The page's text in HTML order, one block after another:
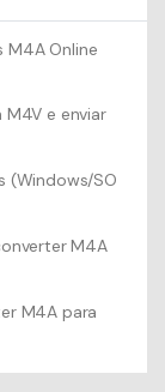
M4A Online
e enviar
(Windows/SO
M4A
M4A para